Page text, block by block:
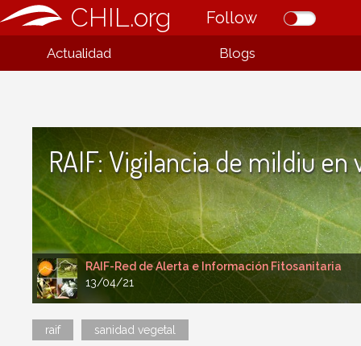
CHIL.org Follow
Actualidad Blogs
RAIF-Red de Alerta e Información Fitosanitaria
13/04/21
RAIF: Vigilancia de mildiu en
raif sanidad vegetal